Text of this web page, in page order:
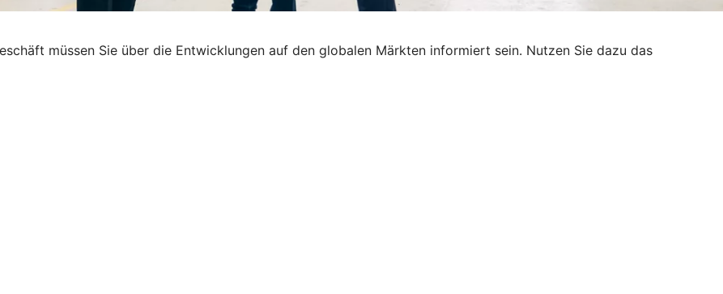
müssen Sie über die Entwicklungen auf den globalen Märkten informiert sein. Nutzen Sie dazu das